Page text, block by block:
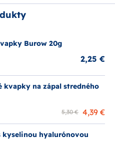
Burow 20g
2,25 €
kvapky na zápal stredného
5,30 € 4,39 €
kyselinou hyalurónovou